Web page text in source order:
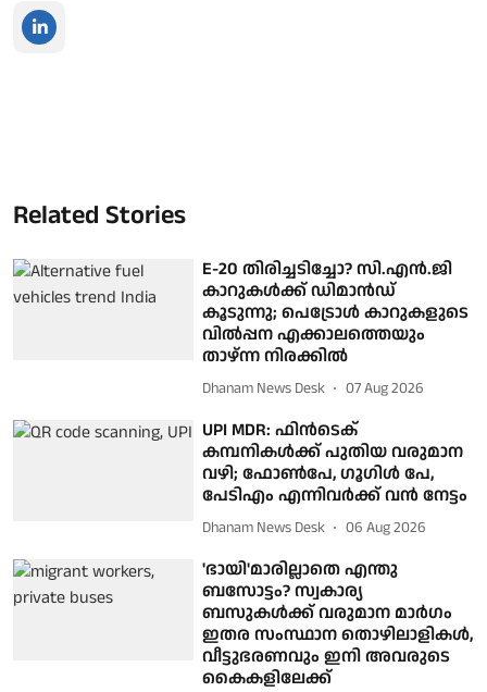
Related Stories
E-20 തിരിച്ചടിച്ചോ? സി.എൻ.ജി
കാറുകൾക്ക് ഡിമാൻഡ്
കൂടുന്നു; പെട്രോൾ കാറുകളുടെ
വിൽപ്പന എക്കാലത്തെയും
താഴ്ന്ന നിരക്കിൽ
Dhanam News Desk 07 Aug 2026
UPI MDR: ഫിൻടെക്
കമ്പനികൾക്ക് പുതിയ വരുമാന
വഴി; ഫോൺപേ, ഗൂഗിൾ പേ,
പേടിഎം എന്നിവർക്ക് വൻ നേട്ടം
Dhanam News Desk 06 Aug 2026
'ഭായി'മാരില്ലാതെ എന്തു
ബസോട്ടം? സ്വകാര്യ
ബസുകള്‍ക്ക് വരുമാന മാര്‍ഗം
ഇതര സംസ്ഥാന തൊഴിലാളികള്‍,
വീട്ടുഭരണവും ഇനി അവരുടെ
കൈകളിലേക്ക്‌